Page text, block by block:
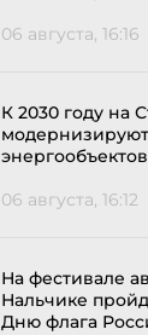
06 августа, 16:16
К 2030 году на
энергообъектов
06 августа, 16:12
На фестивале
Нальчике
Дню флага